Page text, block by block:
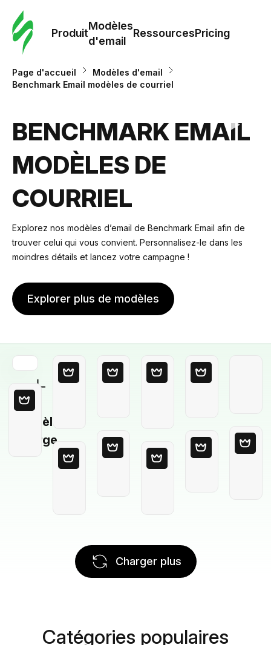
Produit
Modèles
d'email
RessourcesPricing
Page d'accueil
Modèles d'email
Benchmark Email modèles de courriel
BENCHMARK EMAIL
MODÈLES DE
COURRIEL
Explorez nos modèles d’email de Benchmark Email afin de
trouver celui qui vous convient. Personnalisez-le dans les
moindres détails et lancez votre campagne !
Explorer plus de modèles
Modèle
Vierge
Charger plus
Catégories populaires